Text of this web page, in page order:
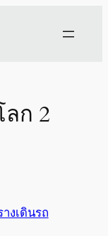
ก 2
างเดินรถ